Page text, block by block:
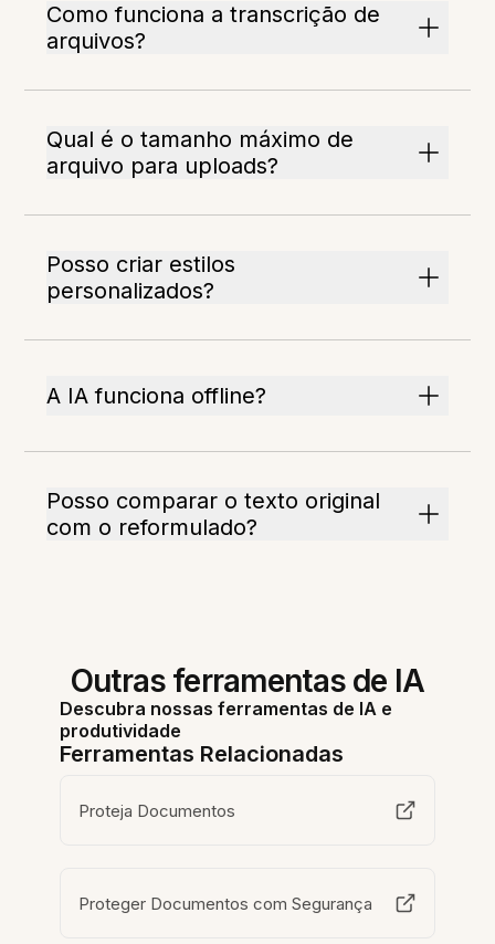
Como funciona a transcrição de
arquivos?
Qual é o tamanho máximo de
arquivo para uploads?
Posso criar estilos
personalizados?
A IA funciona offline?
Posso comparar o texto original
com o reformulado?
Outras ferramentas de IA
Descubra nossas ferramentas de IA e
produtividade
Ferramentas Relacionadas
Proteja Documentos
Proteger Documentos com Segurança